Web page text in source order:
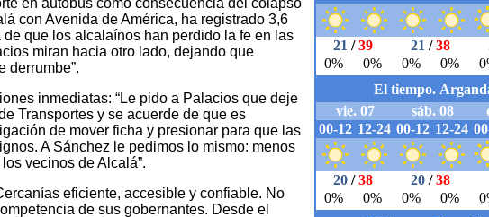
con Avenida de América, ha registrado 3,6
que los alcalaínos han perdido la fe en las
miran hacia otro lado, dejando que
derrumbe”.
inmediatas: “Le pido a Palacios que deje
Transportes y se acuerde de que es
de mover ficha y presionar para que las
A Sánchez le pedimos lo mismo: menos
vecinos de Alcalá”.
eficiente, accesible y confiable. No
de sus gobernantes. Desde el